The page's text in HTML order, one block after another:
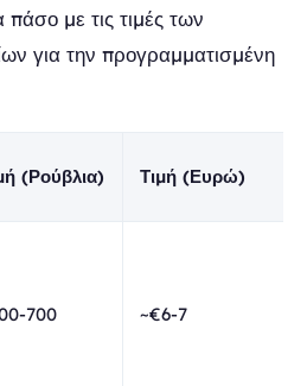
με τις τιμές των
για την προγραμματισμένη
(Ρούβλια) Τιμή (Ευρώ)
700 ~€6-7